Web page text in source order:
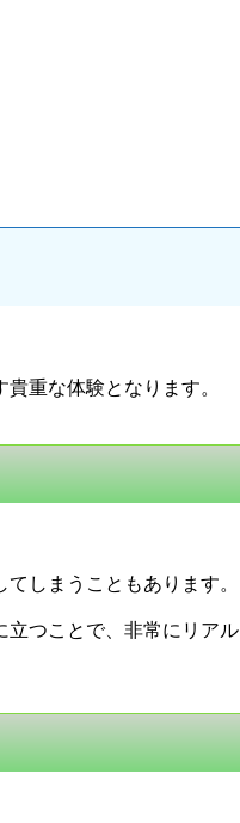
重な体験となります。
しまうこともあります。
立つことで、非常にリアル